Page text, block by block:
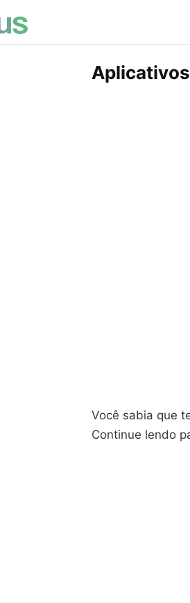
Você sabia que
Continue lendo